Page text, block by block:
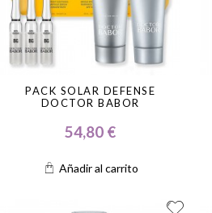
PACK SOLAR DEFENSE
DOCTOR BABOR
54,80 €
Añadir al carrito